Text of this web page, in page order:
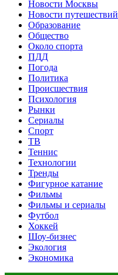
Новости Москвы
Новости путешествий
Образование
Общество
Около спорта
ПДД
Погода
Политика
Происшествия
Психология
Рынки
Сериалы
Спорт
ТВ
Теннис
Технологии
Тренды
Фигурное катание
Фильмы
Фильмы и сериалы
Футбол
Хоккей
Шоу-бизнес
Экология
Экономика